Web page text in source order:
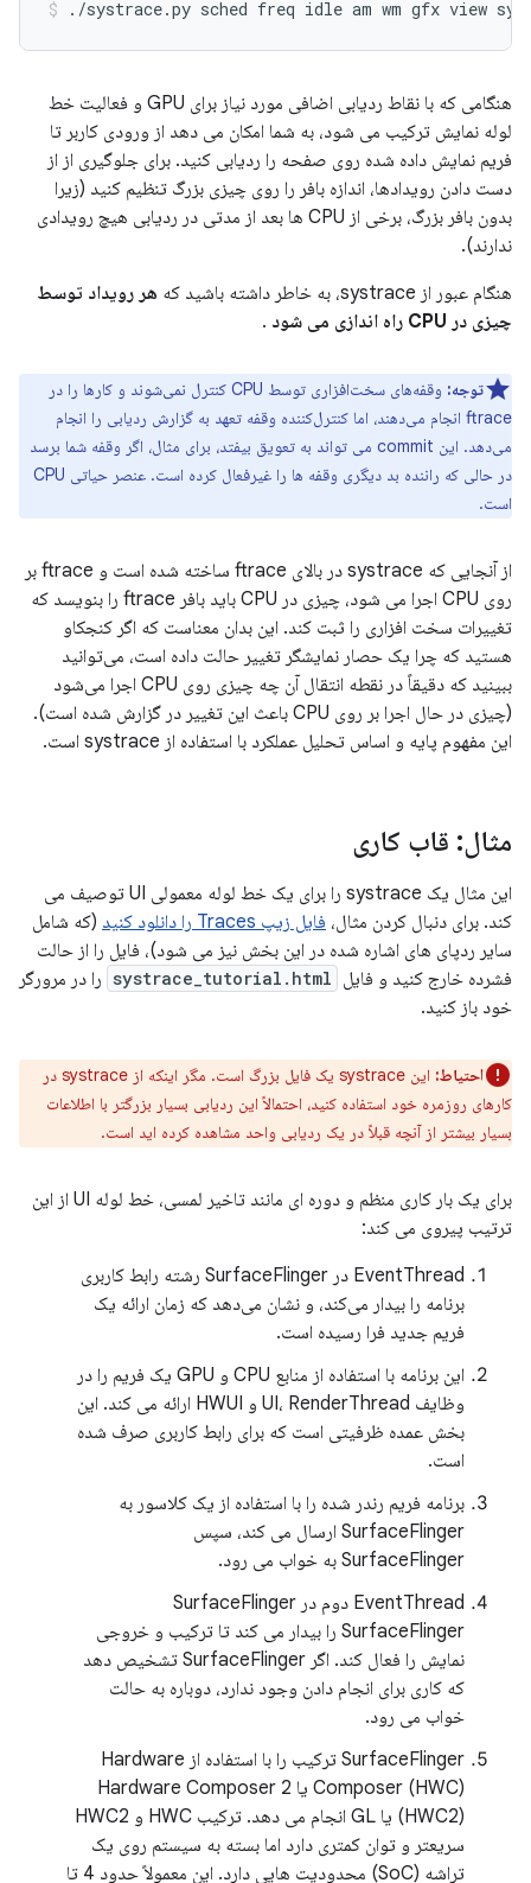
هنگامی که با نقاط ردیابی اضافی مورد نیاز برای GPU و فعالیت خط
لوله نمایش ترکیب می شود، به شما امکان می دهد از ورودی کاربر تا
فریم نمایش داده شده روی صفحه را ردیابی کنید. برای جلوگیری از از
دست دادن رویدادها، اندازه بافر را روی چیزی بزرگ تنظیم کنید (زیرا
بدون بافر بزرگ، برخی از CPU ها بعد از مدتی در ردیابی هیچ رویدادی
ندارند).
هنگام عبور از systrace، به خاطر داشته باشید که
هر رویداد توسط
چیزی در CPU راه اندازی می شود
.
توجه:
وقفه‌های سخت‌افزاری توسط CPU کنترل نمی‌شوند و کارها را در
ftrace انجام می‌دهند، اما کنترل‌کننده وقفه تعهد به گزارش ردیابی را انجام
می‌دهد. این commit می تواند به تعویق بیفتد، برای مثال، اگر وقفه شما برسد
در حالی که راننده بد دیگری وقفه ها را غیرفعال کرده است. عنصر حیاتی CPU
است.
از آنجایی که systrace در بالای ftrace ساخته شده است و ftrace بر
روی CPU اجرا می شود، چیزی در CPU باید بافر ftrace را بنویسد که
تغییرات سخت افزاری را ثبت کند. این بدان معناست که اگر کنجکاو
هستید که چرا یک حصار نمایشگر تغییر حالت داده است، می‌توانید
ببینید که دقیقاً در نقطه انتقال آن چه چیزی روی CPU اجرا می‌شود
(چیزی در حال اجرا بر روی CPU باعث این تغییر در گزارش شده است).
این مفهوم پایه و اساس تحلیل عملکرد با استفاده از systrace است.
مثال: قاب کاری
این مثال یک systrace را برای یک خط لوله معمولی UI توصیف می
کند. برای دنبال کردن مثال، فایل زیپ Traces را دانلود کنید
(که شامل
سایر ردپای های اشاره شده در این بخش نیز می شود)، فایل را از حالت
فشرده خارج کنید و فایل systrace_tutorial.html را در مرورگر
خود باز کنید.
احتیاط:
این systrace یک فایل بزرگ است. مگر اینکه از systrace در
کارهای روزمره خود استفاده کنید، احتمالاً این ردیابی بسیار بزرگتر با اطلاعات
بسیار بیشتر از آنچه قبلاً در یک ردیابی واحد مشاهده کرده اید است.
برای یک بار کاری منظم و دوره ای مانند تاخیر لمسی، خط لوله UI از این
ترتیب پیروی می کند:
EventThread در SurfaceFlinger رشته رابط کاربری
برنامه را بیدار می‌کند، و نشان می‌دهد که زمان ارائه یک
فریم جدید فرا رسیده است.
این برنامه با استفاده از منابع CPU و GPU یک فریم را در
وظایف UI، RenderThread و HWUI ارائه می کند. این
بخش عمده ظرفیتی است که برای رابط کاربری صرف شده
است.
برنامه فریم رندر شده را با استفاده از یک کلاسور به
SurfaceFlinger ارسال می کند، سپس
SurfaceFlinger به خواب می رود.
EventThread دوم در SurfaceFlinger
SurfaceFlinger را بیدار می کند تا ترکیب و خروجی
نمایش را فعال کند. اگر SurfaceFlinger تشخیص دهد
که کاری برای انجام دادن وجود ندارد، دوباره به حالت
خواب می رود.
SurfaceFlinger ترکیب را با استفاده از Hardware
Composer (HWC) یا Hardware Composer 2
(HWC2) یا GL انجام می دهد. ترکیب HWC و HWC2
سریعتر و توان کمتری دارد اما بسته به سیستم روی یک
تراشه (SoC) محدودیت هایی دارد. این معمولاً حدود 4 تا